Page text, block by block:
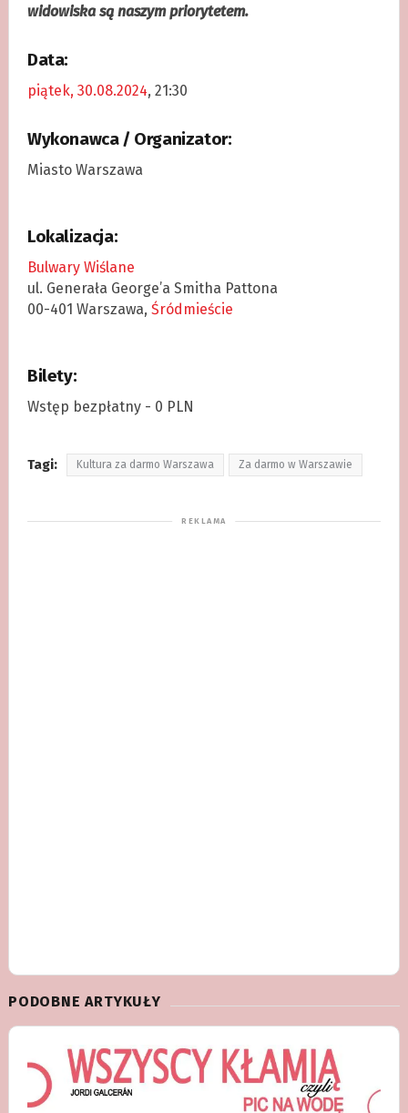
widowiska są naszym priorytetem.
Data:
piątek, 30.08.2024, 21:30
Wykonawca / Organizator:
Miasto Warszawa
Lokalizacja:
Bulwary Wiślane
ul. Generała George’a Smitha Pattona
00-401 Warszawa, Śródmieście
Bilety:
Wstęp bezpłatny - 0 PLN
Tagi: Kultura za darmo Warszawa Za darmo w Warszawie
PODOBNE ARTYKUŁY